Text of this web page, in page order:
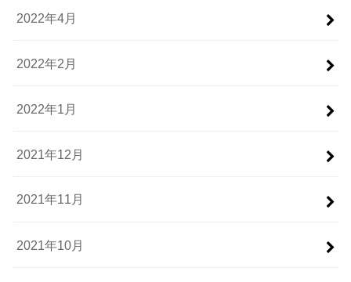
2022年4月
2022年2月
2022年1月
2021年12月
2021年11月
2021年10月